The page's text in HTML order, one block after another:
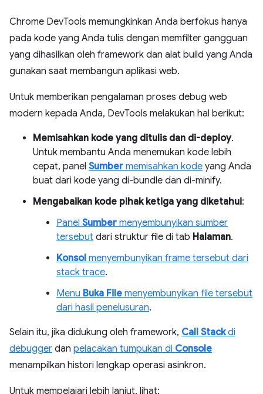
Chrome DevTools memungkinkan Anda berfokus hanya
pada kode yang Anda tulis dengan memfilter gangguan
yang dihasilkan oleh framework dan alat build yang Anda
gunakan saat membangun aplikasi web.
Untuk memberikan pengalaman proses debug web
modern kepada Anda, DevTools melakukan hal berikut:
Memisahkan kode yang ditulis dan di-deploy.
Untuk membantu Anda menemukan kode lebih
cepat, panel Sumber memisahkan kode yang Anda
buat dari kode yang di-bundle dan di-minify.
Mengabaikan kode pihak ketiga yang diketahui:
Panel Sumber menyembunyikan sumber
tersebut dari struktur file di tab Halaman.
Konsol menyembunyikan frame tersebut dari
stack trace.
Menu Buka File menyembunyikan file tersebut
dari hasil penelusuran.
Selain itu, jika didukung oleh framework, Call Stackdi
debugger dan pelacakan tumpukan di Console
menampilkan histori lengkap operasi asinkron.
Untuk mempelajari lebih lanjut, lihat: